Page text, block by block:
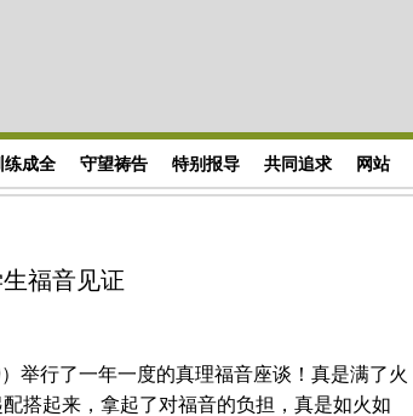
练成全 守望祷告 特别报导 共同追求 网站
福音见证
举行了一年一度的真理福音座谈！真是满了火
搭起来，拿起了对福音的负担，真是如火如